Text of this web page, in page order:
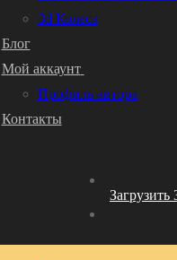
3d Колеса
Блог
Мой аккаунт
Профиль автора
Контакты
Загрузить